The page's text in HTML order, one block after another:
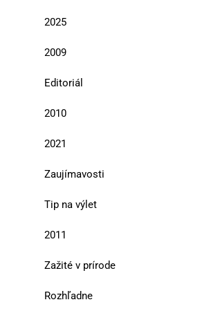
2025
2009
Editoriál
2010
2021
Zaujímavosti
Tip na výlet
2011
Zažité v prírode
Rozhľadne